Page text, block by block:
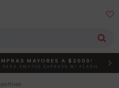

ACTIVÁ EL CÓDIGO
MAYORES A $2000!
ENVÍOS EXPRESS NI FLASH